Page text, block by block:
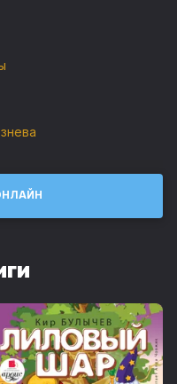
рыцарском турнире и